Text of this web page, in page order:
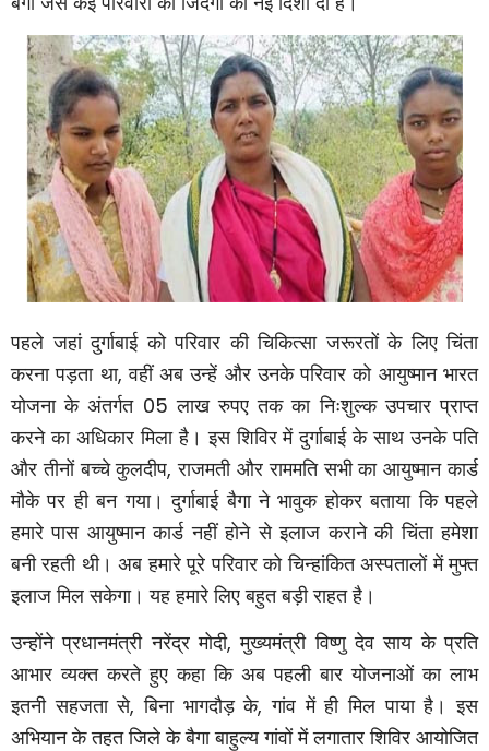
पहले जहां दुर्गाबाई को परिवार की चिकित्सा जरूरतों के लिए चिंता
करना पड़ता था,वहीं अब उन्हें और उनके परिवार को आयुष्मान भारत
योजना के अंतर्गत 05 लाख रुपए तक का निःशुल्क उपचार प्राप्त
करने का अधिकार मिला है। इस शिविर में दुर्गाबाई के साथ उनके पति
और तीनों बच्चे कुलदीप,राजमती और राममति सभी का आयुष्मान कार्ड
मौके पर ही बन गया। दुर्गाबाई बैगा ने भावुक होकर बताया कि पहले
हमारे पास आयुष्मान कार्ड नहीं होने से इलाज कराने की चिंता हमेशा
बनी रहती थी। अब हमारे पूरे परिवार को चिन्हांकित अस्पतालों में मुफ्त
इलाज मिल सकेगा। यह हमारे लिए बहुत बड़ी राहत है।
उन्होंने प्रधानमंत्री नरेंद्र मोदी,मुख्यमंत्री विष्णु देव साय के प्रति
आभार व्यक्त करते हुए कहा कि अब पहली बार योजनाओं का लाभ
इतनी सहजता से,बिना भागदौड़ के,गांव में ही मिल पाया है। इस
अभियान के तहत जिले के बैगा बाहुल्य गांवों में लगातार शिविर आयोजित